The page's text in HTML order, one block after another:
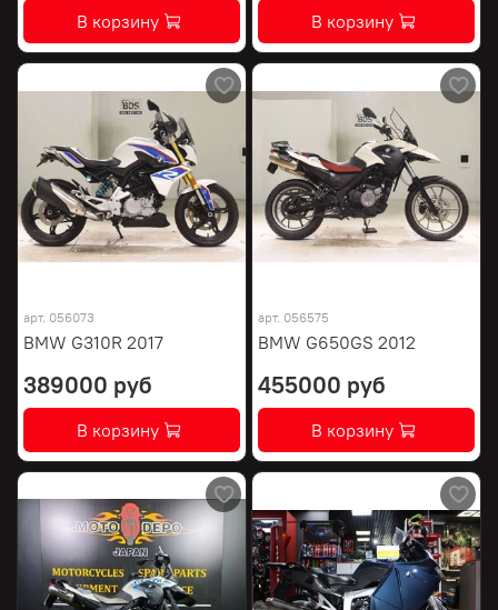
В корзину В корзину
арт. 056073
BMW G310R 2017
389000 руб
В корзину
арт. 056575
BMW G650GS 2012
455000 руб
В корзину